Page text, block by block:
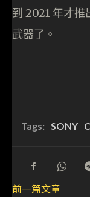
到 2021 年才
武器了。
Tags: SONY
前一篇文章